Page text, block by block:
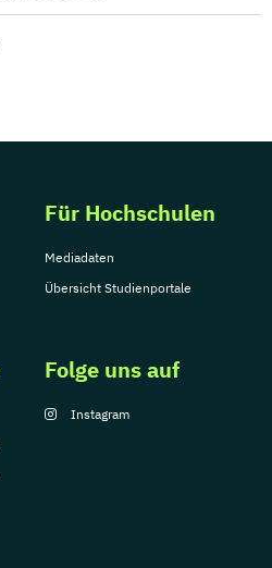
Für Hochschulen
Mediadaten
Übersicht Studienportale
Folge uns auf
Instagram